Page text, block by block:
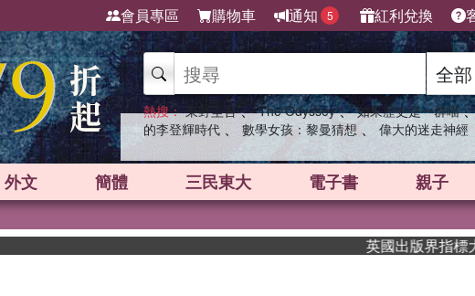
會員專區 購物車 通知 5 紅利兌換
熱搜： 東野圭吾 、 The Odyssey 、 如果歷史是一群喵
的李登輝時代 、 數學女孩：黎曼猜想 、 偉大的迷走神經
外文 簡體 三民東大 電子書 親子
英國出版界指標大